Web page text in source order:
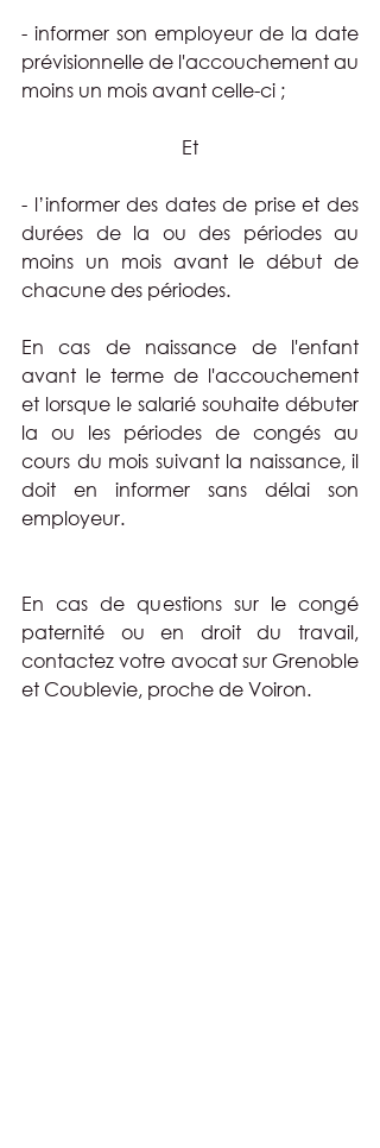
- informer son employeur de la date
prévisionnelle de l'accouchement au
moins un mois avant celle-ci ;
Et
- l’informer des dates de prise et des
durées de la ou des périodes au
moins un mois avant le début de
chacune des périodes.
En cas de naissance de l'enfant
avant le terme de l'accouchement
et lorsque le salarié souhaite débuter
la ou les périodes de congés au
cours du mois suivant la naissance, il
doit en informer sans délai son
employeur.
En cas de questions sur le congé
paternité ou en droit du travail,
contactez votre avocat sur Grenoble
et Coublevie, proche de Voiron.